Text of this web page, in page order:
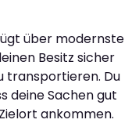
über modernste
Besitz sicher
transportieren. Du
deine Sachen gut
ankommen.